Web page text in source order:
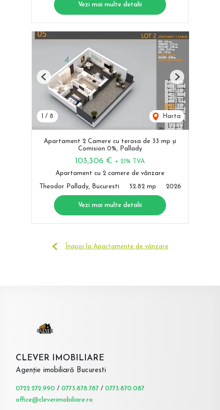
Vezi mai multe detalii
1 / 8 Harta
Previous Next
Apartament 2 Camere cu terasa de 33 mp și
Comision 0%, Pallady
103,306 € + 21% TVA
Apartament cu 2 camere de vânzare
Theodor Pallady, Bucuresti 52.82 mp 2026
Vezi mai multe detalii
Înapoi la Apartamente de vânzare
CLEVER IMOBILIARE
Agenție imobiliară Bucuresti
0722.272.990 / 0773.878.787 / 0773.870.087
office@cleverimobiliare.ro